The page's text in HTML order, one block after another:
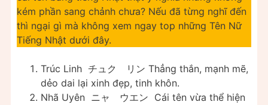
kém phần sang chảnh chưa? Nếu đã từng nghĩ đến
thì ngại gì mà không xem ngay top những Tên Nữ
Tiếng Nhật dưới đây.
Trúc Linh チュク リン Thẳng thắn, mạnh mẽ,
dẻo dai lại xinh đẹp, tinh khôn.
Nhã Uyên ニャ ウエン Cái tên vừa thể hiện